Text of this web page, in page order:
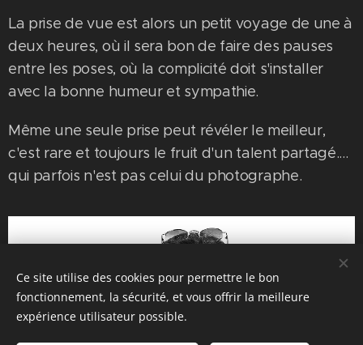
La prise de vue est alors un petit voyage de une à
deux heures, où il sera bon de faire des pauses
entre les poses, où la complicité doit s'installer
avec la bonne humeur et sympathie.
Même une seule prise peut révéler le meilleur,
c'est rare et toujours le fruit d'un talent partagé....
qui parfois n'est pas celui du photographe.
Ce site utilise des cookies pour permettre le bon
fonctionnement, la sécurité, et vous offrir la meilleure
expérience utilisateur possible.